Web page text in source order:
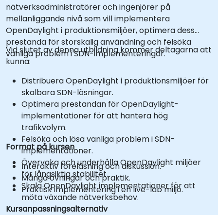
nätverksadministratörer och ingenjörer på
mellanliggande nivå som vill implementera
OpenDaylight i produktionsmiljöer, optimera dess
prestanda för storskalig användning och felsöka
vanliga problem i SDN-implementeringar.
Vid slutet av denna utbildning kommer deltagarna att
kunna:
Distribuera OpenDaylight i produktionsmiljöer för
skalbara SDN-lösningar.
Optimera prestandan för OpenDaylight-
implementationer för att hantera hög
trafikvolym.
Felsöka och lösa vanliga problem i SDN-
implementationer.
Övervaka och underhålla OpenDaylight miljöer
för långsiktig stabilitet.
Skala OpenDaylight implementationer för att
möta växande nätverksbehov.
Format på kursen
Interaktiv föreläsning och diskussion.
Många övningar och praktik.
Praktisk implementering i en live-lab miljö.
Kursanpassningsalternativ